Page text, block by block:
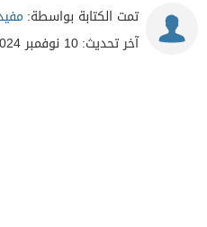
تمت الكتابة بواسطة:
آخر تحديث:10 نوفمبر 2024 - 12:43م